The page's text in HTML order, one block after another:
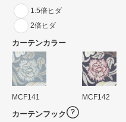
1.5倍ヒダ
2倍ヒダ
カーテンカラー
MCF141 MCF142
カーテンフック